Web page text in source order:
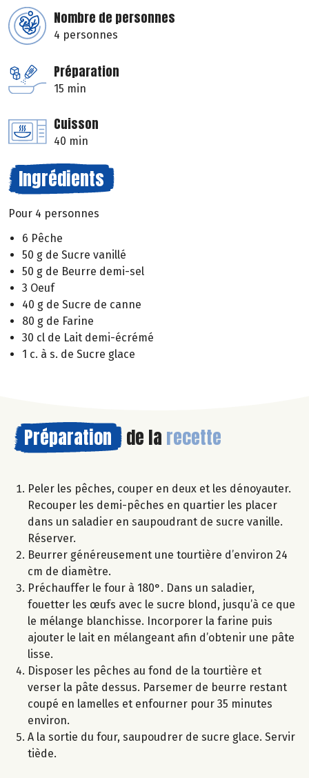
Nombre de personnes
4 personnes
Préparation
15 min
Cuisson
40 min
Ingrédients
Pour 4 personnes
6 Pêche
50 g de Sucre vanillé
50 g de Beurre demi-sel
3 Oeuf
40 g de Sucre de canne
80 g de Farine
30 cl de Lait demi-écrémé
1 c. à s. de Sucre glace
Préparation de la recette
Peler les pêches, couper en deux et les dénoyauter.
Recouper les demi-pêches en quartier les placer
dans un saladier en saupoudrant de sucre vanille.
Réserver.
Beurrer généreusement une tourtière d’environ 24
cm de diamètre.
Préchauffer le four à 180°. Dans un saladier,
fouetter les œufs avec le sucre blond, jusqu’à ce que
le mélange blanchisse. Incorporer la farine puis
ajouter le lait en mélangeant afin d’obtenir une pâte
lisse.
Disposer les pêches au fond de la tourtière et
verser la pâte dessus. Parsemer de beurre restant
coupé en lamelles et enfourner pour 35 minutes
environ.
A la sortie du four, saupoudrer de sucre glace. Servir
tiède.